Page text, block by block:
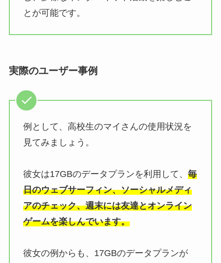
とが可能です。
実際のユーザー事例
例として、高校生のマイさんの使用状況を
見てみましょう。
彼女は17GBのデータプランを利用して、 毎
日のウェブサーフィン、ソーシャルメディ
アのチェック、週末には友達とオンライン
ゲームを楽しんでいます。
彼女の例からも、17GBのデータプランが